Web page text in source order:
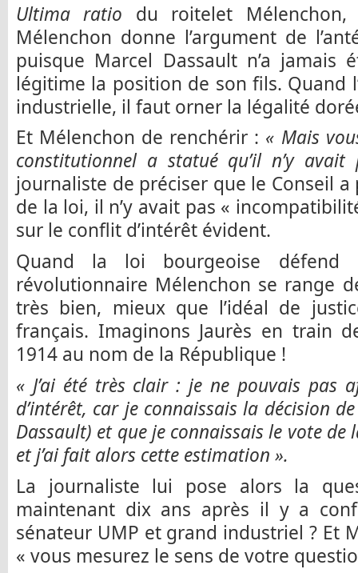
Ultima ratio du roitelet
Mélenchon donne l’argument de
puisque Marcel Dassault n’a jamais
légitime la position de son fils. Quand
industrielle, il faut orner la légalité
Et Mélenchon de renchérir : « Mais
constitutionnel a statué qu’il n’y avait
journaliste de préciser que le Conseil
de la loi, il n’y avait pas «
sur le conflit d’intérêt évident.
Quand la loi bourgeoise défend
révolutionnaire Mélenchon se range
très bien, mieux que l’idéal de
français. Imaginons Jaurès en train
1914 au nom de la République !
« J’ai été très clair : je ne pouvais pas
d’intérêt, car je connaissais la décision
Dassault) et que je connaissais le vote de
et j’ai fait alors cette estimation ».
La journaliste lui pose alors la
maintenant dix ans après il y a
sénateur UMP et grand industriel ? Et
« vous mesurez le sens de votre